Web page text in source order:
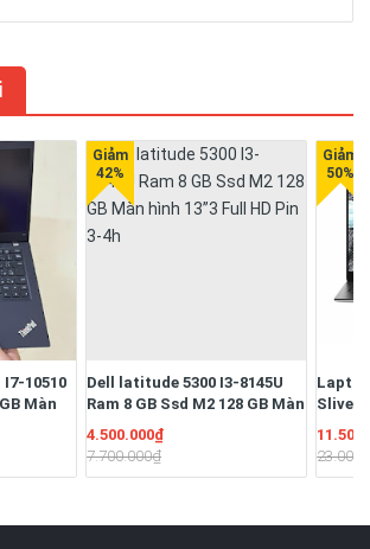
10510
Màn
đẹp
Dell latitude 5300 I3-8145U
Ram 8 GB Ssd M2 128 GB Màn
hình 13”3 Full HD Pin 3-4h
4.500.000₫
7.700.000₫
Laptop
Sliver/
13.3"
51W/